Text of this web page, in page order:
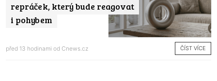
repráček, který bude reagovat
i pohybem
před 13 hodinami od Cnews.cz ČÍST VÍCE